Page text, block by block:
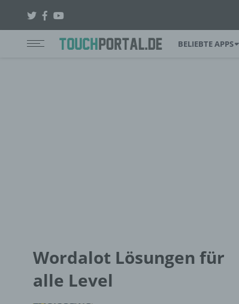
BELIEBTE APPS
Wordalot Lösungen für
alle Level